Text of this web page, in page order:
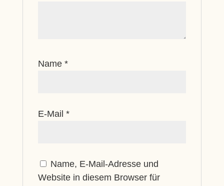
Name *
E-Mail *
Name, E-Mail-Adresse und
Website in diesem Browser für